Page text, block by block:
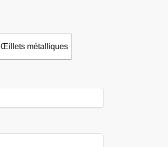
Œillets métalliques